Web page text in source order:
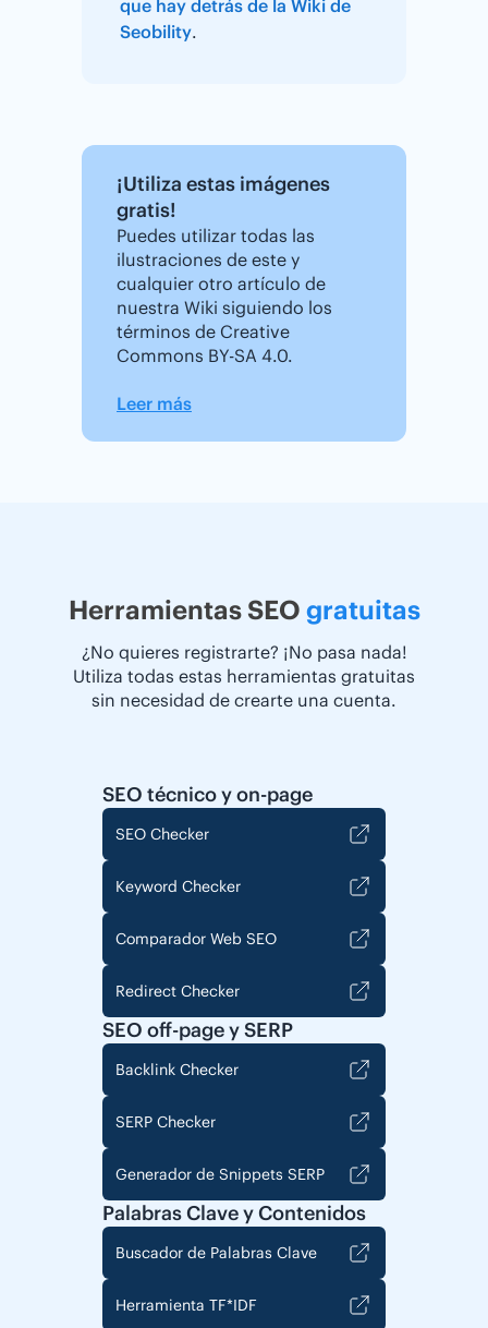
que hay detrás de la Wiki de
Seobility.
¡Utiliza estas imágenes
gratis!
Puedes utilizar todas las
ilustraciones de este y
cualquier otro artículo de
nuestra Wiki siguiendo los
términos de Creative
Commons BY-SA 4.0.
Leer más
Herramientas SEO gratuitas
¿No quieres registrarte? ¡No pasa nada!
Utiliza todas estas herramientas gratuitas
sin necesidad de crearte una cuenta.
SEO técnico y on-page
SEO Checker
Keyword Checker
Comparador Web SEO
Redirect Checker
SEO off-page y SERP
Backlink Checker
SERP Checker
Generador de Snippets SERP
Palabras Clave y Contenidos
Buscador de Palabras Clave
Herramienta TF*IDF